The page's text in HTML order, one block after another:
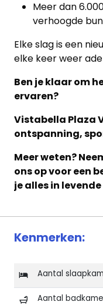
Meer dan
verhoogde
Elke slag is een
elke keer weer
Ben je klaar om
ervaren?
Vistabella Plaza
ontspanning,
Meer weten?
ons op voor een
je alles in
Kenmerken:
Aantal
Aantal